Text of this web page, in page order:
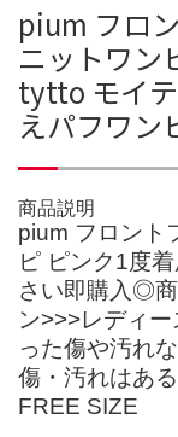
pium フロ
ニットワン
tytto モイ
えパフワン
商品説明
pium フロント
ピ ピンク1度
さい即購入◎
ン>>>レディ
った傷や汚れ
傷・汚れはあ
FREE SIZE